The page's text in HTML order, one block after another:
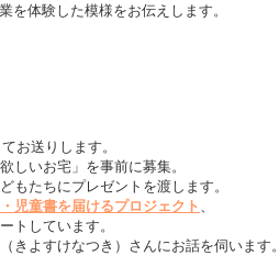
を体験した模様をお伝えします。
お送りします。
しいお宅」を事前に募集。
もたちにプレゼントを渡します。
児童書を届けるプロジェクト 、
トしています。
きよすけなつき）さんにお話を伺います。